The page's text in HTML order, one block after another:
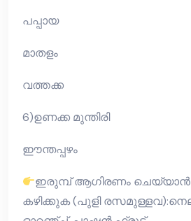
പപ്പായ
മാതളം
വത്തക്ക
6)ഉണക്ക മുന്തിരി
ഈന്തപ്പഴം
ഇരുമ്പ് ആഗിരണം
കഴിക്കുക (പുളി